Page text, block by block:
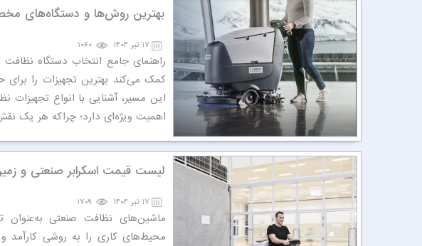
بهترین روش‌ها و دستگاه‌های
۱۷ تیر ۱۴۰۴ ۱۰۶۰
راهنمای جامع انتخاب دستگاه
کمک می‌کند بهترین تجهیزات را
این مسیر، آشنایی با انواع تجهیزات
اهمیت ویژه‌ای دارد؛ چراکه هر یک
لیست قیمت اسکرابر صنعتی و زمین شوی،۱۲مهر [آپدیت
۱۷ تیر ۱۴۰۴ ۱۷۰۹
ماشین‌های نظافت صنعتی به‌عنوان
محیط‌های کاری را به روشی کارآمد